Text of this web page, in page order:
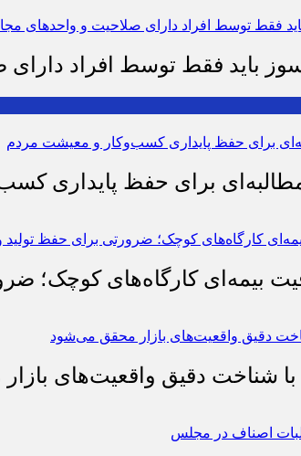
باید فقط توسط افراد
مطالبه‌ای برای حفظ پایداری
بیمه‌ای کارگاه‌های کوچک؛
با شناخت دقیق واقعیت‌های